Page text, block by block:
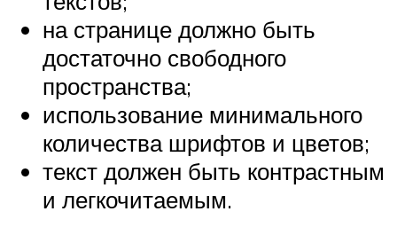
на странице должно быть
достаточно свободного
пространства;
использование минимального
количества шрифтов и цветов;
текст должен быть контрастным
и легкочитаемым.